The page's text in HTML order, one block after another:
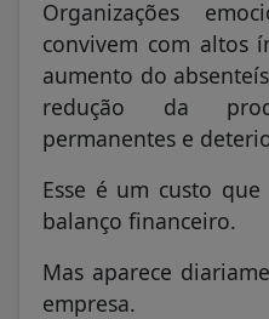
Organizações
convivem com altos
aumento do
redução da
permanentes e
Esse é um custo
balanço financeiro.
Mas aparece
empresa.